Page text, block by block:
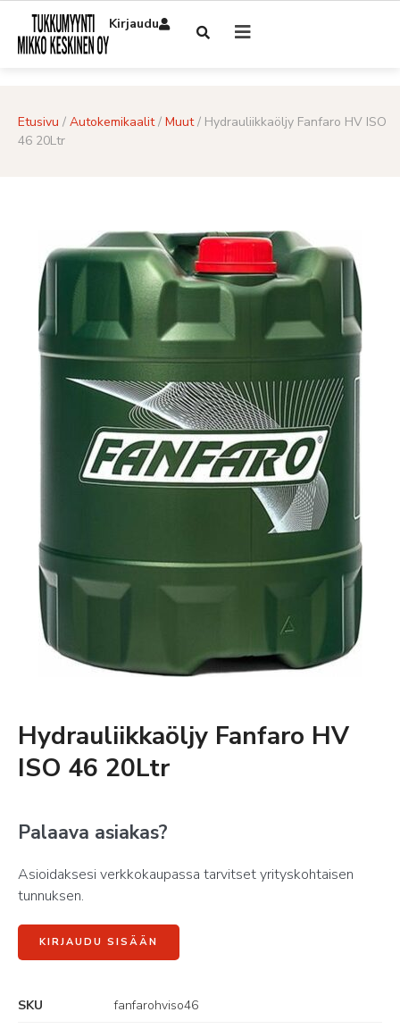
Kirjaudu
Etusivu / Autokemikaalit/ Muut/ Hydrauliikkaöljy Fanfaro HV ISO
46 20Ltr
Hydrauliikkaöljy Fanfaro HV
ISO 46 20Ltr
Palaava asiakas?
Asioidaksesi verkkokaupassa tarvitset yrityskohtaisen
tunnuksen.
KIRJAUDU SISÄÄN
SKU
fanfarohviso46